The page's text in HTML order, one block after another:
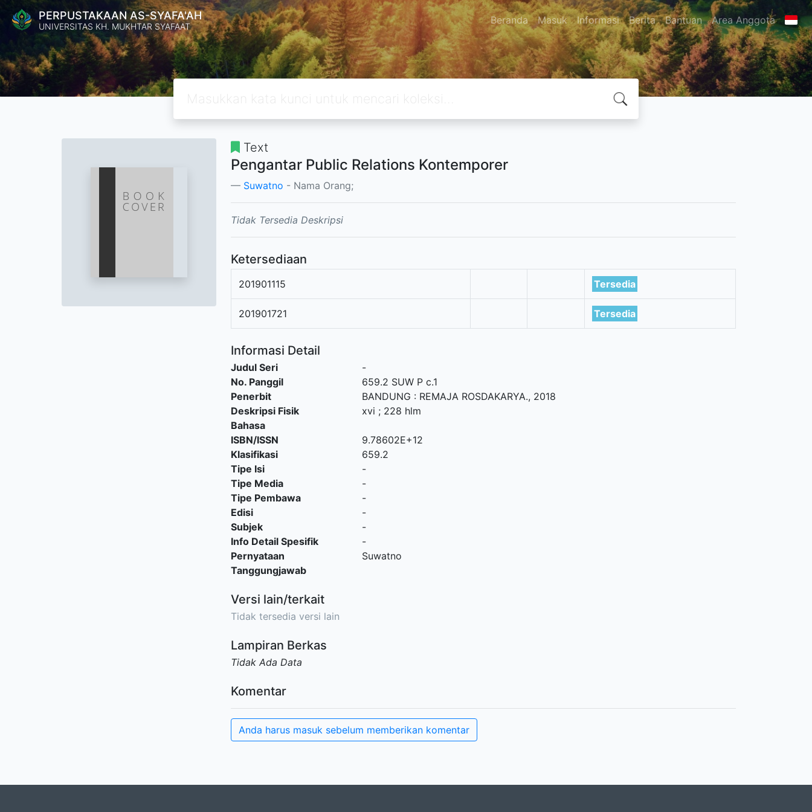
PERPUSTAKAAN AS-SYAFA'AH
UNIVERSITAS KH. MUKHTAR SYAFAAT Beranda Masuk Informasi Berita Bantuan Area Anggota
Text
Pengantar Public Relations Kontemporer
Suwatno - Nama Orang;
Tidak Tersedia Deskripsi
Ketersediaan
201901115 Tersedia
201901721 Tersedia
Informasi Detail
Judul Seri
-
No. Panggil
659.2 SUW P c.1
Penerbit
BANDUNG : REMAJA ROSDAKARYA., 2018
Deskripsi Fisik
xvi ; 228 hlm
Bahasa
ISBN/ISSN
9.78602E+12
Klasifikasi
659.2
Tipe Isi
-
Tipe Media
-
Tipe Pembawa
-
Edisi
-
Subjek
-
Info Detail Spesifik
-
Pernyataan
Tanggungjawab
Suwatno
Versi lain/terkait
Tidak tersedia versi lain
Lampiran Berkas
Tidak Ada Data
Komentar
Anda harus masuk sebelum memberikan komentar